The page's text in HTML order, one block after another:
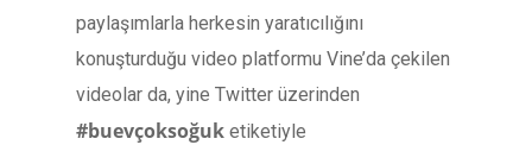
paylaşımlarla herkesin yaratıcılığını
konuşturduğu video platformu Vine’da çekilen
videolar da, yine Twitter üzerinden
#buevçoksoğuk etiketiyle